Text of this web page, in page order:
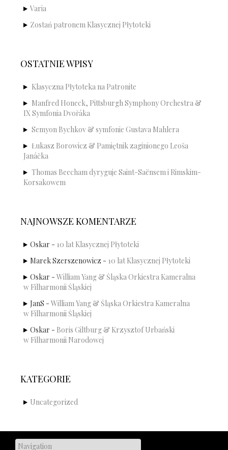
Varia
Zostań patronem Klasycznej Płytoteki
OSTATNIE WPISY
Klasyczna Płytoteka na Patronite
Manfred Honeck, Pittsburgh Symphony Orchestra &
IX Symfonia Dvořáka
Semyon Bychkov & symfonie Gustava Mahlera
Łukasz Borowicz & Pamiętnik zaginionego Leoša
Janáčka
Thomas Beecham dyryguje Saint-Saënsem i Rimskim-
Korsakowem
NAJNOWSZE KOMENTARZE
Oskar - 10 lat Klasycznej Płytoteki
Marek Szerszenowicz - 10 lat Klasycznej Płytoteki
Oskar - William Yang & Śląska Orkiestra Kameralna
w Filharmonii Śląskiej
JanS - William Yang & Śląska Orkiestra Kameralna
w Filharmonii Śląskiej
Oskar - Boris Giltburg & Krzysztof Urbański
w Filharmonii Narodowej
KATEGORIE
Uncategorized